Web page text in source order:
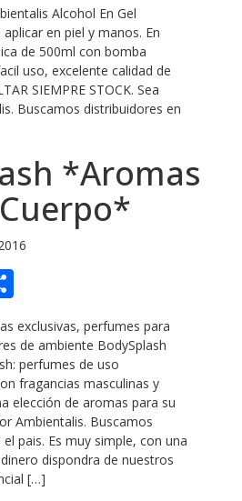
Alcohol En Gel
en piel y manos. En
de 500ml con bomba
uso, excelente calidad de
SIEMPRE STOCK. Sea
Buscamos distribuidores en
*Aromas
exclusivas, perfumes para
de ambiente BodySplash
perfumes de uso
fragancias masculinas y
elección de aromas para su
Ambientalis. Buscamos
pais. Es muy simple, con una
dispondra de nuestros
[…]